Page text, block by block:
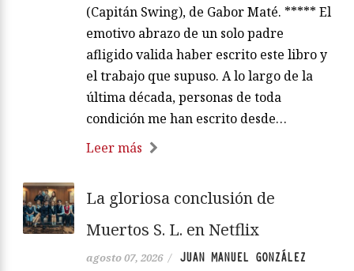
(Capitán Swing), de Gabor Maté. ***** El
emotivo abrazo de un solo padre
afligido valida haber escrito este libro y
el trabajo que supuso. A lo largo de la
última década, personas de toda
condición me han escrito desde…
Leer más
La gloriosa conclusión de
Muertos S. L. en Netflix
agosto 07, 2026 / JUAN MANUEL GONZÁLEZ